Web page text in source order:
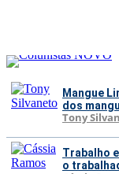
Mangue
dos
Tony
Trabalho
o